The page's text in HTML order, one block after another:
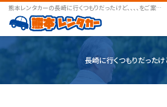
熊本レンタカーの長崎に行くつもりだったけど、、、、をご案内します
長崎に行くつもりだったけど